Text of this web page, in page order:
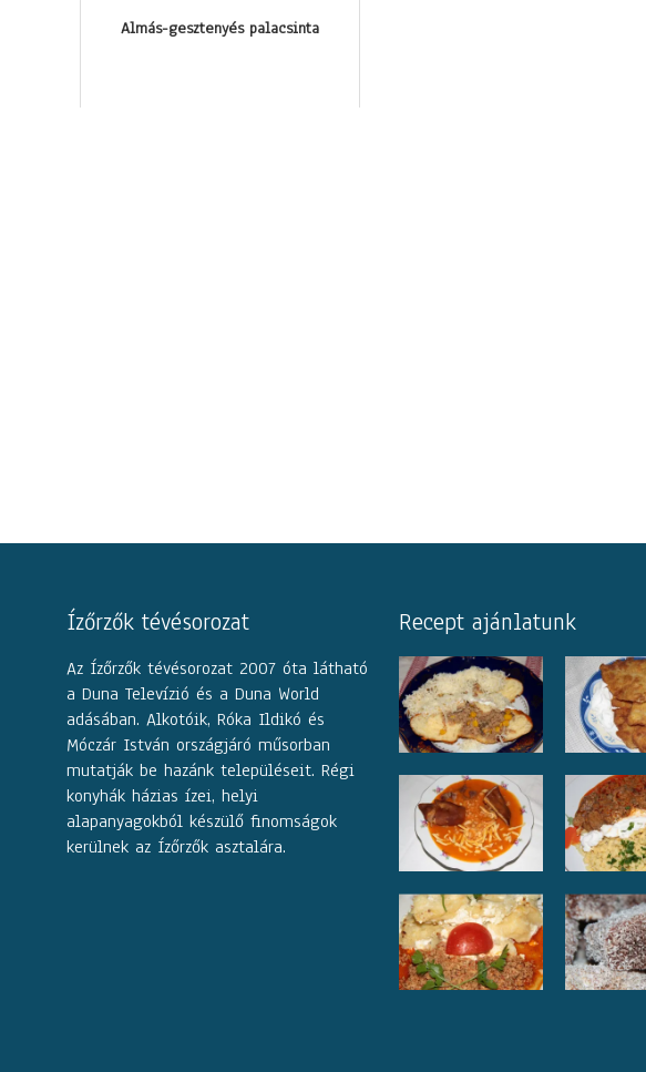
Almás-gesztenyés palacsinta
Ízőrzők tévésorozat
Az Ízőrzők tévésorozat 2007 óta látható
a Duna Televízió és a Duna World
adásában. Alkotóik, Róka Ildikó és
Móczár István országjáró műsorban
mutatják be hazánk településeit. Régi
konyhák házias ízei, helyi
alapanyagokból készülő finomságok
kerülnek az Ízőrzők asztalára.
Recept ajánlatunk